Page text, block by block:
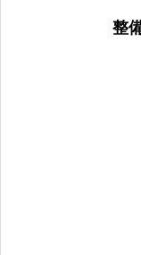
整